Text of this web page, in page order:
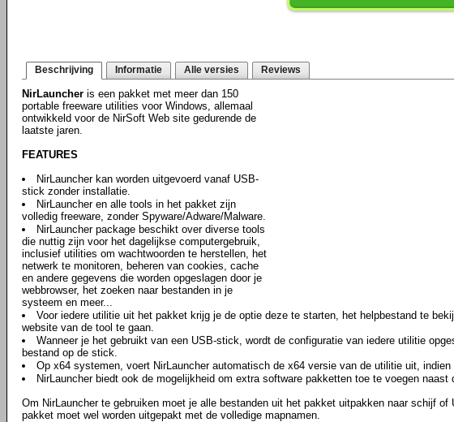
Beschrijving Informatie Alle versies Reviews
NirLauncher is een pakket met meer dan 150
portable freeware utilities voor Windows, allemaal
ontwikkeld voor de NirSoft Web site gedurende de
laatste jaren.
FEATURES
NirLauncher kan worden uitgevoerd vanaf USB-
stick zonder installatie.
NirLauncher en alle tools in het pakket zijn
volledig freeware, zonder Spyware/Adware/Malware.
NirLauncher package beschikt over diverse tools
die nuttig zijn voor het dagelijkse computergebruik,
inclusief utilities om wachtwoorden te herstellen, het
netwerk te monitoren, beheren van cookies, cache
en andere gegevens die worden opgeslagen door je
webbrowser, het zoeken naar bestanden in je
systeem en meer...
Voor iedere utilitie uit het pakket krijg je de optie deze te starten, het helpbestand te
website van de tool te gaan.
Wanneer je het gebruikt van een USB-stick, wordt de configuratie van iedere utilitie
bestand op de stick.
Op x64 systemen, voert NirLauncher automatisch de x64 versie van de utilitie uit, indien
NirLauncher biedt ook de mogelijkheid om extra software pakketten toe te voegen naast
Om NirLauncher te gebruiken moet je alle bestanden uit het pakket uitpakken naar schijf of
pakket moet wel worden uitgepakt met de volledige mapnamen.